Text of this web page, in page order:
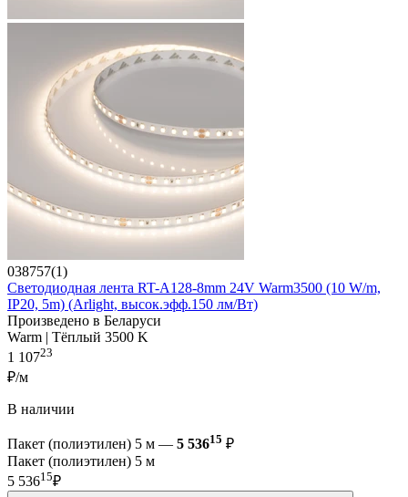
038757(1)
Светодиодная лента RT-A128-8mm 24V Warm3500 (10 W/m,
IP20, 5m) (Arlight, высок.эфф.150 лм/Вт)
Произведено в Беларуси
Warm | Тёплый 3500 K
1 10723
₽/м
В наличии
Пакет (полиэтилен) 5 м — 5 53615 ₽
Пакет (полиэтилен) 5 м
5 53615₽